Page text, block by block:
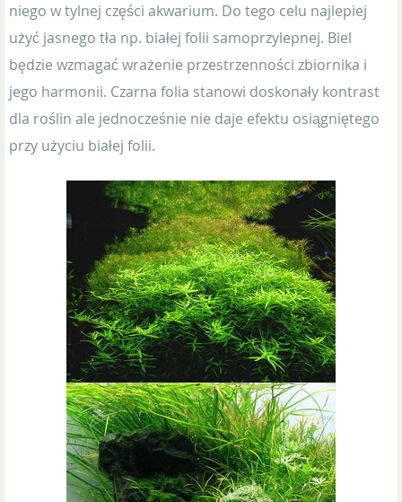
niego w tylnej części akwarium. Do tego celu najlepiej
użyć jasnego tła np. białej folii samoprzylepnej. Biel
będzie wzmagać wrażenie przestrzenności zbiornika i
jego harmonii. Czarna folia stanowi doskonały kontrast
dla roślin ale jednocześnie nie daje efektu osiągniętego
przy użyciu białej folii.